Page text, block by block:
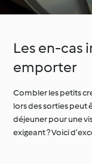
Les en-cas
emporter
Combler les petits
lors des sorties peut
déjeuner pour une
exigeant ? Voici